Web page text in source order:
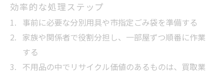
効率的な処理ステップ
事前に必要な分別用具や市指定ごみ袋を準備する
家族や関係者で役割分担し、一部屋ずつ順番に作業
する
不用品の中でリサイクル価値のあるものは、買取業